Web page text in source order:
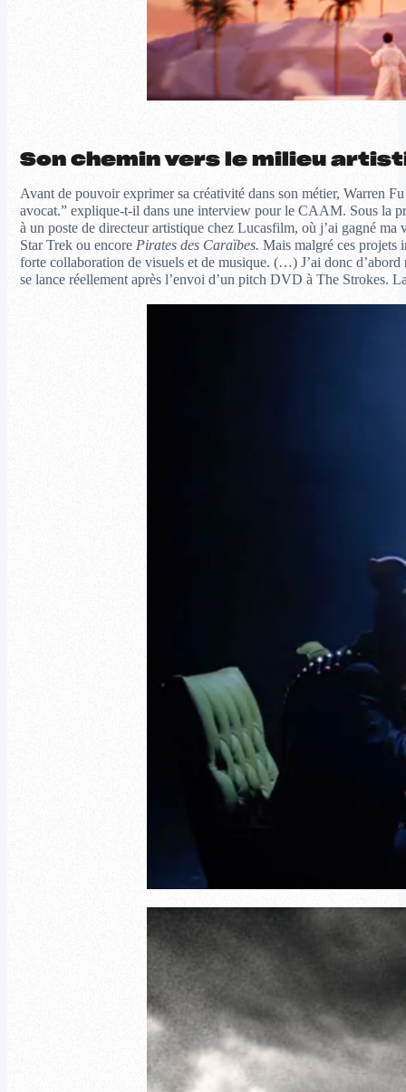
Son chemin vers le milieu
Avant de pouvoir exprimer sa créativité dans son métier, Warren
avocat.” explique-t-il dans une interview pour le CAAM. Sous la
à un poste de directeur artistique chez Lucasfilm, où j’ai gagné
Star Trek ou encore Pirates des Caraïbes. Mais malgré ces projets
forte collaboration de visuels et de musique. (…) J’ai donc
se lance réellement après l’envoi d’un pitch DVD à The Strokes.